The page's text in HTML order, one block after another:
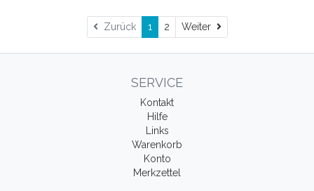
Zurück 1 2 Weiter Weiter
SERVICE
Kontakt
Hilfe
Links
Warenkorb
Konto
Merkzettel